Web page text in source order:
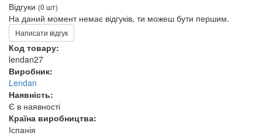
Відгуки (0 шт)
На даний момент немає відгуків, ти можеш бути першим.
Написати відгук
Код товару:
lendan27
Виробник:
Lendan
Наявність:
Є в наявності
Країна виробництва:
Іспанія